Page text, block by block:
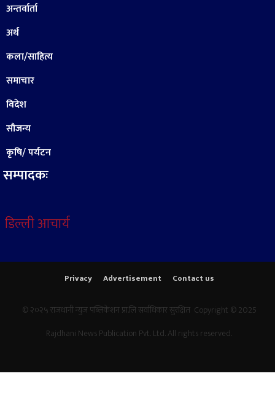
अन्तर्वार्ता
अर्थ
कला/साहित्य
समाचार
विदेश
सौजन्य
कृषि/ पर्यटन
सम्पादकः
डिल्ली आचार्य
Privacy Advertisement Contact us
© २०२५ राजधानी न्युज पब्लिकेशन प्रा.लि सर्वाधिकार सुरक्षित Copyright © 2025
Rajdhani News Publication Pvt. Ltd. All rights reserved.